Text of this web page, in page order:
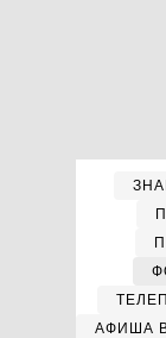
АФИША